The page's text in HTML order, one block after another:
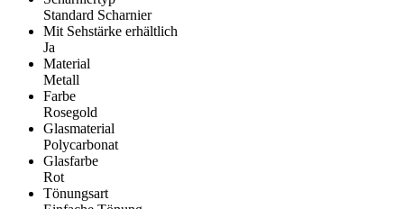
Standard Scharnier
Mit Sehstärke erhältlich
Ja
Material
Metall
Farbe
Rosegold
Glasmaterial
Polycarbonat
Glasfarbe
Rot
Tönungsart